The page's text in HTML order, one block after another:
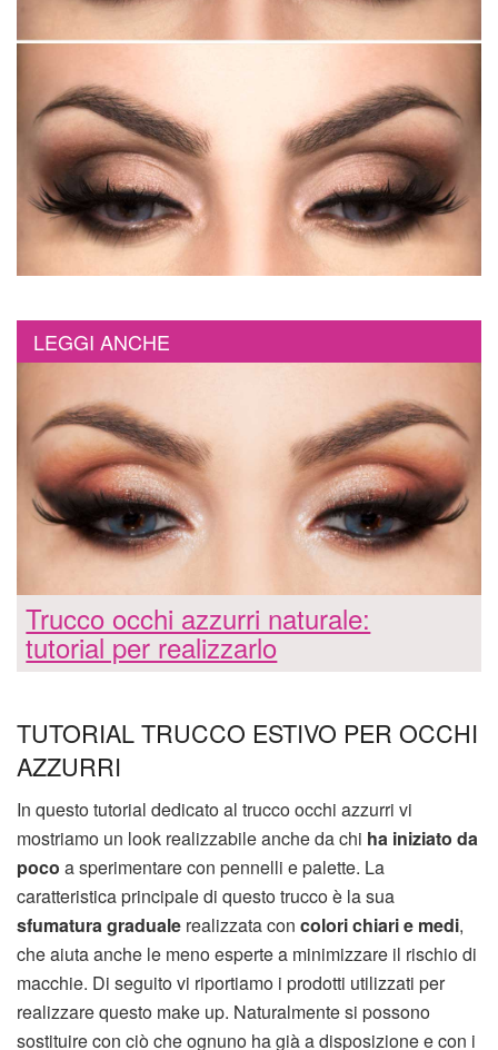
LEGGI ANCHE
Trucco occhi azzurri naturale:
tutorial per realizzarlo
TUTORIAL TRUCCO ESTIVO PER OCCHI
AZZURRI
In questo tutorial dedicato al trucco occhi azzurri vi
mostriamo un look realizzabile anche da chi ha iniziato da
poco a sperimentare con pennelli e palette. La
caratteristica principale di questo trucco è la sua
sfumatura graduale realizzata con colori chiari e medi,
che aiuta anche le meno esperte a minimizzare il rischio di
macchie. Di seguito vi riportiamo i prodotti utilizzati per
realizzare questo make up. Naturalmente si possono
sostituire con ciò che ognuno ha già a disposizione e con i